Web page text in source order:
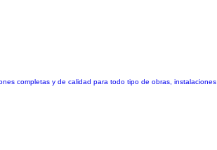
completas y de calidad para todo tipo de obras, instalaciones